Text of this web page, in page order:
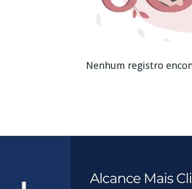
Nenhum registro